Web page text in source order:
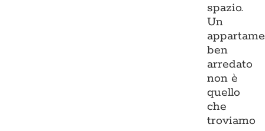
spazio.
Un
ben
arredato
non è
quello
che
troviamo